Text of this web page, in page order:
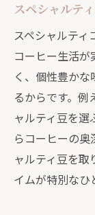
安全
び方
健康
生活
通販
スペシャルテ
スペシャルテ
コーヒー生活
く、個性豊か
るからです。例
ャルティ豆を
らコーヒーの奥
ャルティ豆を取
イムが特別なひ